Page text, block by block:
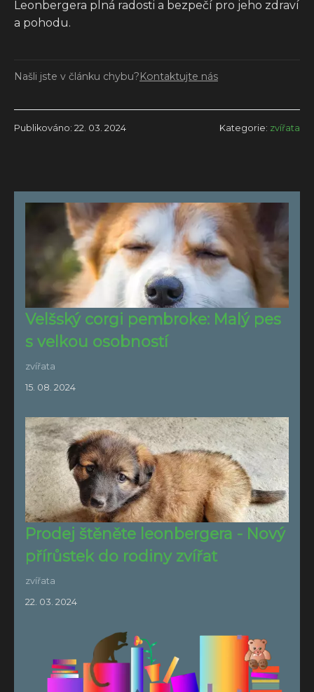
Leonbergera plná radosti a bezpečí pro jeho zdraví
a pohodu.
Našli jste v článku chybu?Kontaktujte nás
Publikováno: 22. 03. 2024 Kategorie: zvířata
Velšský corgi pembroke: Malý pes
s velkou osobností
zvířata
15. 08. 2024
Prodej štěněte leonbergera - Nový
přírůstek do rodiny zvířat
zvířata
22. 03. 2024